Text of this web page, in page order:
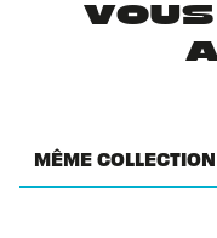
MÊME COLLECTION